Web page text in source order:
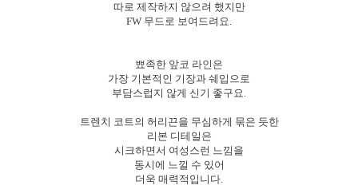
따로 제작하지 않으려 했지만
FW 무드로 보여드려요.
뾰족한 앞코 라인은
가장 기본적인 기장과 쉐입으로
부담스럽지 않게 신기 좋구요.
트렌치 코트의 허리끈을 무심하게 묶은 듯한
리본 디테일은
시크하면서 여성스런 느낌을
동시에 느낄 수 있어
더욱 매력적입니다.